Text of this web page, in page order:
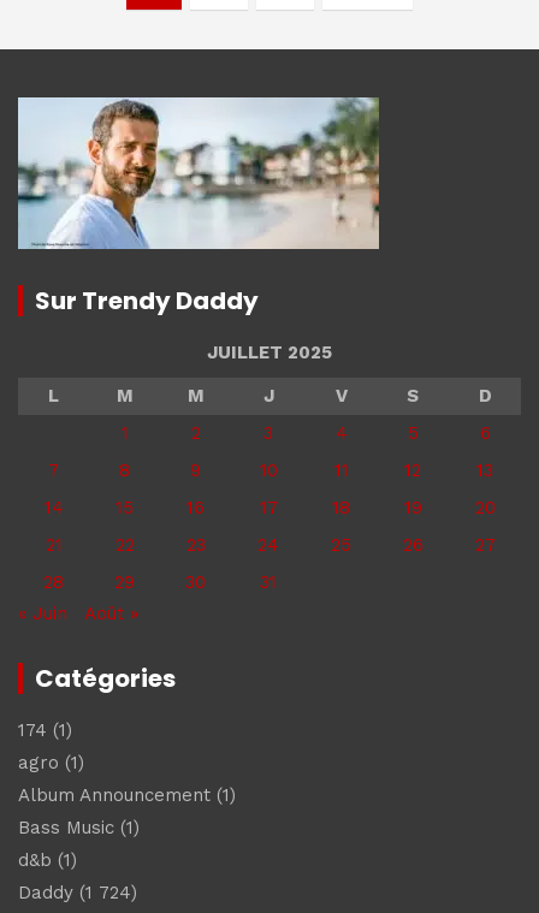
articles
Sur Trendy Daddy
JUILLET 2025
L
M M J V S
D
1
2 3 4 5
6
7
8 9 10 11 12
13
14
15 16 17 18 19
20
21
22 23 24 25 26
27
28
29 30
31
« Juin
Août »
Catégories
174 (1)
agro (1)
Album Announcement (1)
Bass Music (1)
d&b (1)
Daddy (1 724)